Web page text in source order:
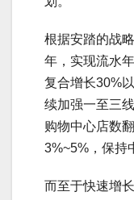
根据安踏的战
年，实现流水
复合增长30%
续加强一至三
购物中心店数
3%~5%，保持
而至于快速增